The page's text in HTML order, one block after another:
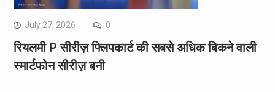
July 27, 2026 0
रियलमी P सीरीज़ फ्लिपकार्ट की सबसे अधिक बिकने वाली
स्मार्टफोन सीरीज़ बनी